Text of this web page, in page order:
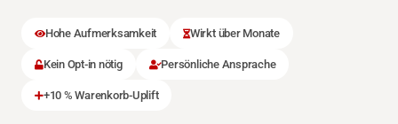
Hohe Aufmerksamkeit Wirkt über Monate
Kein Opt-in nötig Persönliche Ansprache
+10 % Warenkorb-Uplift